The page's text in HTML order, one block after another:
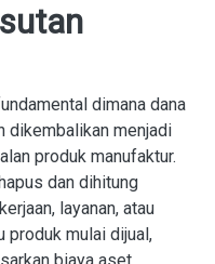
dimana dana
dikembalikan menjadi
produk manufaktur.
dan dihitung
layanan, atau
produk mulai dijual,